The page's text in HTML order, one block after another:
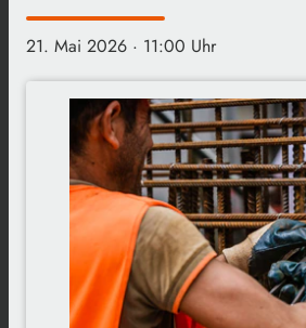
21. Mai 2026 · 11:00 Uhr